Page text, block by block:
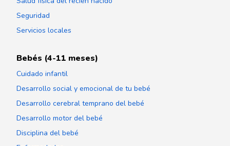
Seguridad
Servicios locales
Bebés (4-11 meses)
Cuidado infantil
Desarrollo social y emocional de tu bebé
Desarrollo cerebral temprano del bebé
Desarrollo motor del bebé
Disciplina del bebé